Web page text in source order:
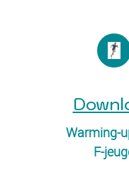
Warming-
F-